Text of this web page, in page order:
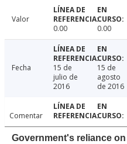
Valor
0.00
0.00
Fecha
15 de
julio de
2016
15 de
agosto
de 2016
Comentar
Government's reliance